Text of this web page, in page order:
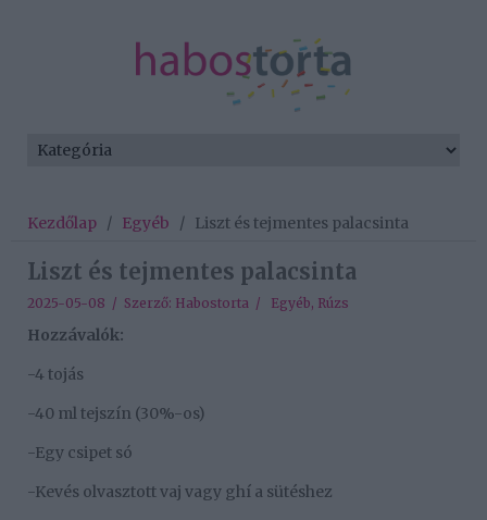
Kezdőlap / Egyéb / Liszt és tejmentes palacsinta
Liszt és tejmentes palacsinta
2025-05-08 / Szerző: Habostorta / Egyéb, Rúzs
Hozzávalók:
-4 tojás
-40 ml tejszín (30%-os)
-Egy csipet só
-Kevés olvasztott vaj vagy ghí a sütéshez